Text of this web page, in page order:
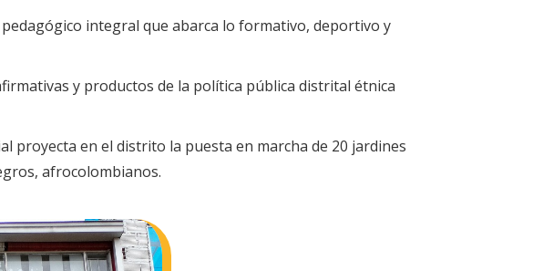
integral que abarca lo formativo, deportivo y
y productos de la política pública distrital étnica
proyecta en el distrito la puesta en marcha de 20 jardines
afrocolombianos.